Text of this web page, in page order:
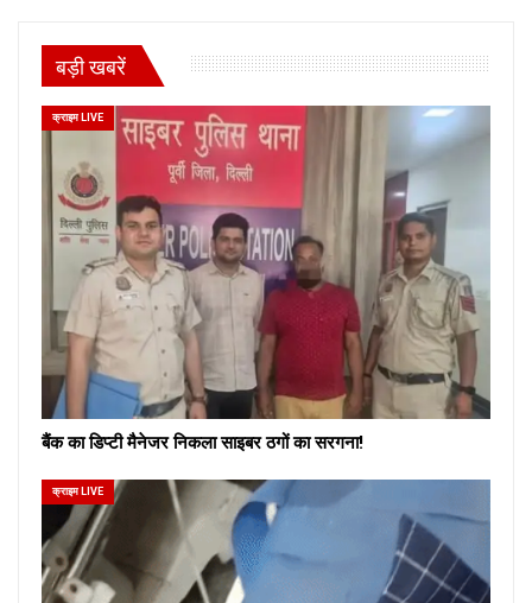
बड़ी खबरें
क्राइम LIVE
बैंक का डिप्टी मैनेजर निकला साइबर ठगों का सरगना!
क्राइम LIVE